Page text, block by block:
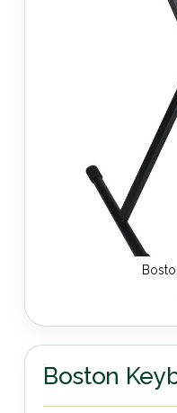
Zum
Anfang
der
Bildergalerie
springen
Boston